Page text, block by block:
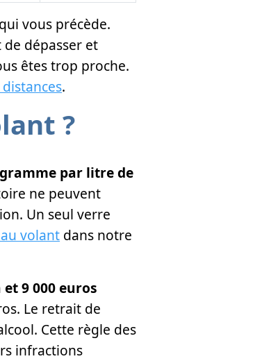
vous précède.
dépasser et
êtes trop proche.
.
?
par litre de
ne peuvent
Un seul verre
volant dans notre
9 000 euros
Le retrait de
Cette règle des
infractions